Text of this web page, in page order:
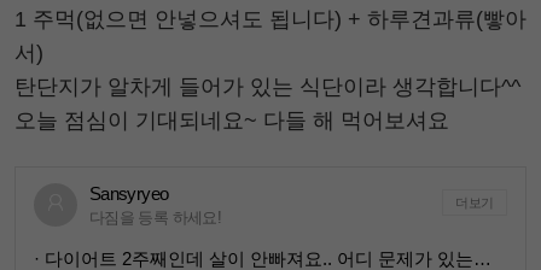
1 주먹(없으면 안넣으셔도 됩니다) + 하루견과류(빻아
서)
탄단지가 알차게 들어가 있는 식단이라 생각합니다^^
오늘 점심이 기대되네요~ 다들 해 먹어보셔요
Sansyryeo
다짐을 등록 하세요!
더보기
· 다이어트 2주째인데 살이 안빠져요.. 어디 문제가 있는지 좀 진단해주세요ㅠ